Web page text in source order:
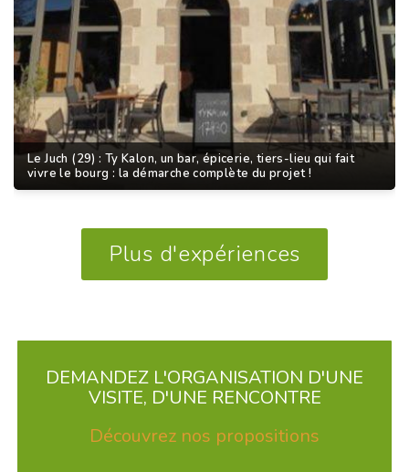
Le Juch (29) : Ty Kalon, un bar, épicerie, tiers-lieu qui fait
vivre le bourg : la démarche complète du projet !
Plus d'expériences
DEMANDEZ L'ORGANISATION D'UNE
VISITE, D'UNE RENCONTRE
Découvrez nos propositions